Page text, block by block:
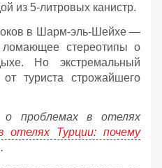
из 5-литровых канистр.
в Шарм-эль-Шейхе —
ломающее стереотипы о
Но экстремальный
туриста строжайшего
о проблемах в отелях
отелях Турции: почему